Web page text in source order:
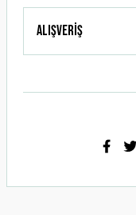
Alışveriş